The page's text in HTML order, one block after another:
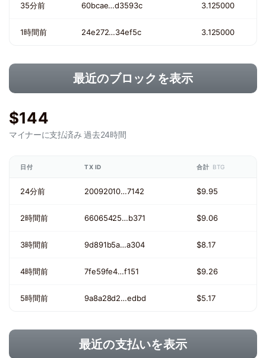
35分前 60bcae…d3593c 3.125000
1時間前 24e272…34ef5c 3.125000
最近のブロックを表示
$144
マイナーに支払済み過去24時間
日付 TX ID 合計 BTG
24分前 20092010…7142 $9.95
2時間前 66065425…b371 $9.06
3時間前 9d891b5a…a304 $8.17
4時間前 7fe59fe4…f151 $9.26
5時間前 9a8a28d2…edbd $5.17
最近の支払いを表示